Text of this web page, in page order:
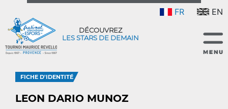
FR EN
DÉCOUVREZ
LES STARS DE DEMAIN
FICHE D'IDENTITÉ
LEON DARIO MUNOZ